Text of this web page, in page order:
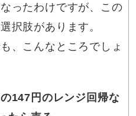
ったわけですが、この
択肢があります。
、こんなところでしょ
147円のレンジ回帰な